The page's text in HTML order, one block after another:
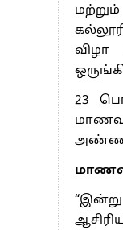
விழா
23